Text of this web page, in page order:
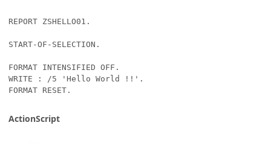
REPORT ZSHELLO01.
START-OF-SELECTION.
FORMAT INTENSIFIED OFF.
WRITE : /5 'Hello World !!'.
FORMAT RESET.
ActionScript